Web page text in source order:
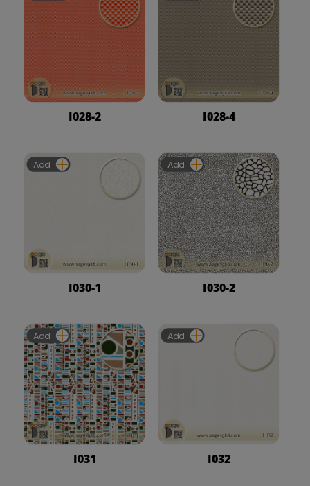
I028-2 I028-4
I030-1
Add
I030-2
Add
I031
Add
I032
Add